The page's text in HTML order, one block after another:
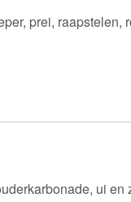
prei, raapstelen,
ui en